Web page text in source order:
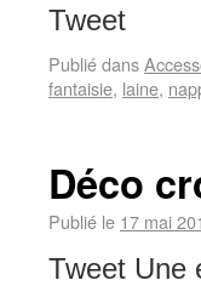
Tweet
Publié dans
fantaisie, laine,
Déco
Publié le 17 mai
Tweet Une